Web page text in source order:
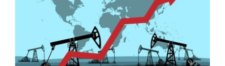
Zollstreit lastet auf Ölpreisen – Saudi-Arabien fördert
mehr Öl – Heizöl teurer
EU HeizölNews Irak OPEC Saudi-Arabien Türkei USA
Zollstreit